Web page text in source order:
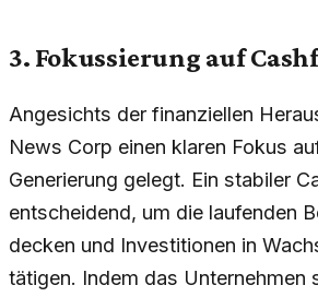
3. Fokussierung auf
Angesichts der finanziellen
News Corp einen klaren Fokus
Generierung gelegt. Ein stabiler
entscheidend, um die laufenden
decken und Investitionen in
tätigen. Indem das Unternehmen